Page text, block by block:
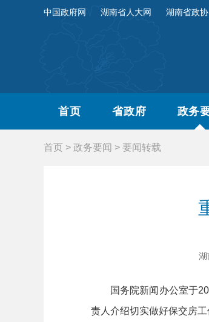
中国政府网 湖南省人大网 湖南省政协
首页 省政府 政务
首页 > 政务要闻 > 要闻转载
湖
国务院新闻办公室于
责人介绍切实做好保交房